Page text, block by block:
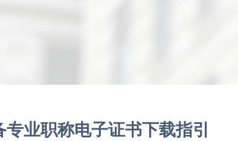
业职称电子证书下载指引